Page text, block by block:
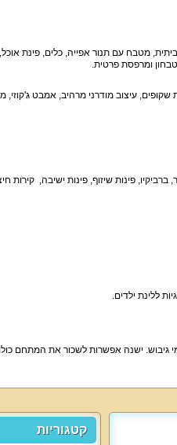
שקופים, עיצוב מודרני מרהיב, אמבט ג'קוזי,
פינות שיזוף, פינות ישיבה, קירות
ללינת ילדים.
גיבוש. ישנה אפשרות לשכור את המתחם
קטגוריות